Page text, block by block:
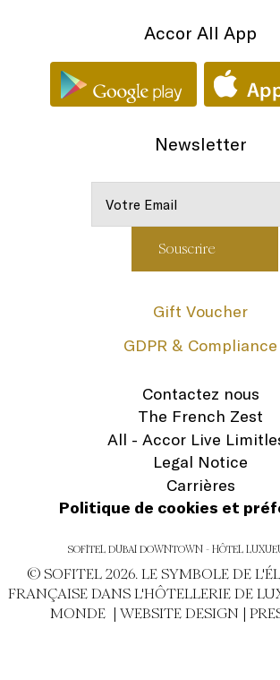
Accor All App
Newsletter
Gift Voucher
GDPR & Compliance
Contactez nous
The French Zest
All - Accor Live
Legal Notice
Carrières
Politique de cookies et
SOFITEL DUBAI DOWNTOWN - HÔTEL
© SOFITEL 2026. LE SYMBOLE DE
FRANÇAISE DANS L'HÔTELLERIE DE
MONDE | WEBSITE DESIGN |